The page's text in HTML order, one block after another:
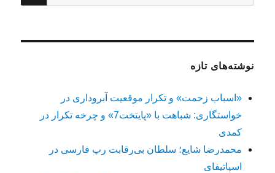
برای:
نوشته‌های تازه
«اسباب زحمت» و تکرار موقعیت آبروداری در
خواستگاری: شباهت با «پایتخت7» و چرخه تکرار در
کمدی
محمدرضا شایع؛ سلطان بی‌رقابت رپ فارسی در
اسپاتیفای